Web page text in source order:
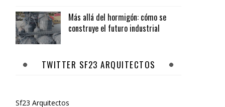
Más allá del hormigón: cómo se
construye el futuro industrial
TWITTER SF23 ARQUITECTOS
Sf23 Arquitectos